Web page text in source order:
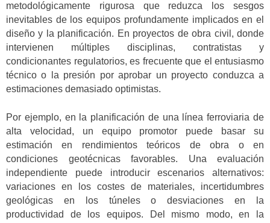
metodológicamente rigurosa que reduzca los sesgos
inevitables de los equipos profundamente implicados en el
diseño y la planificación. En proyectos de obra civil, donde
intervienen múltiples disciplinas, contratistas y
condicionantes regulatorios, es frecuente que el entusiasmo
técnico o la presión por aprobar un proyecto conduzca a
estimaciones demasiado optimistas.
Por ejemplo, en la planificación de una línea ferroviaria de
alta velocidad, un equipo promotor puede basar su
estimación en rendimientos teóricos de obra o en
condiciones geotécnicas favorables. Una evaluación
independiente puede introducir escenarios alternativos:
variaciones en los costes de materiales, incertidumbres
geológicas en los túneles o desviaciones en la
productividad de los equipos. Del mismo modo, en la